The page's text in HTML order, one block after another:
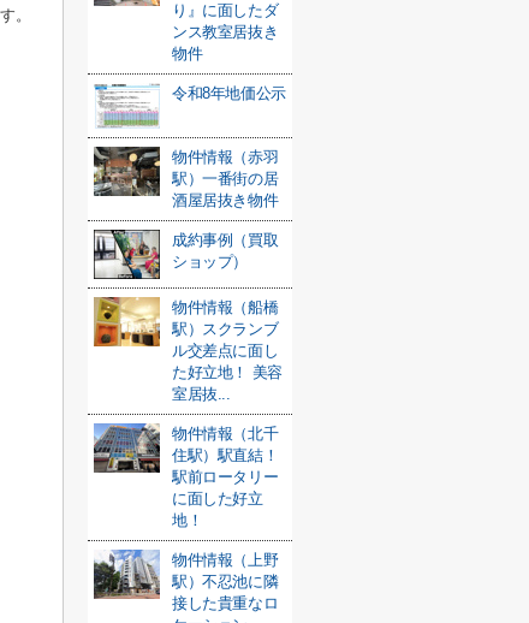
。
り』に面したダ
ンス教室居抜き
物件
令和8年地価公示
物件情報（赤羽
駅）一番街の居
酒屋居抜き物件
成約事例（買取
ショップ）
物件情報（船橋
駅）スクランブ
ル交差点に面し
た好立地！ 美容
室居抜...
物件情報（北千
住駅）駅直結！
駅前ロータリー
に面した好立
地！
物件情報（上野
駅）不忍池に隣
接した貴重なロ